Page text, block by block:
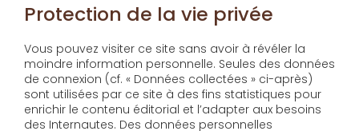
Protection de la vie privée
Vous pouvez visiter ce site sans avoir à révéler la
moindre information personnelle. Seules des données
de connexion (cf. « Données collectées » ci-après)
sont utilisées par ce site à des fins statistiques pour
enrichir le contenu éditorial et l’adapter aux besoins
des Internautes. Des données personnelles